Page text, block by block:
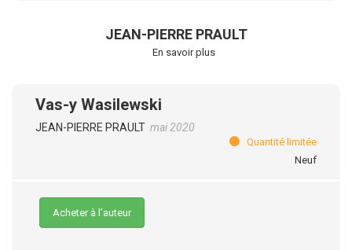
JEAN-PIERRE PRAULT
En savoir plus
Vas-y Wasilewski
JEAN-PIERRE PRAULT mai 2020
Quantité limitée
Neuf
Acheter à l’auteur